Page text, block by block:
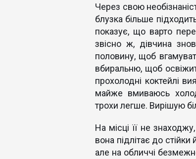
Через свою
блузка більше
показує, що варто
звісно ж, дівчина
половину, щоб
вбиральню, щоб
прохолодні коктейлі
майже вмиваюсь
трохи легше. Вирішую
На місці її не
вона підлітає до
але на обличчі